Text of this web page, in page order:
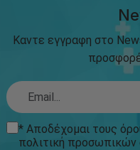
Καντε εγγραφη στο
* Αποδέχομαι τους
πολιτική